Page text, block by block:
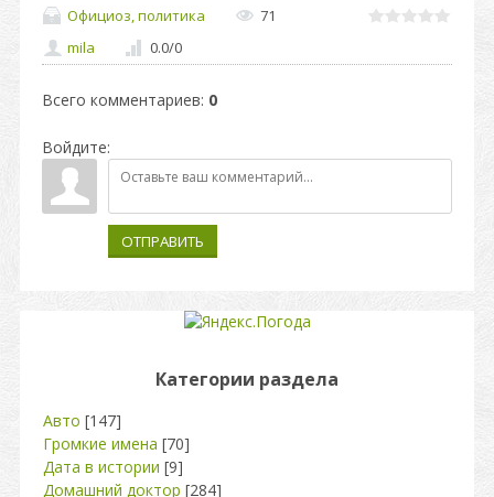
Официоз, политика
71
mila
0.0/0
Всего комментариев: 0
Войдите:
ОТПРАВИТЬ
Категории раздела
Авто [147]
Громкие имена [70]
Дата в истории [9]
Домашний доктор [284]